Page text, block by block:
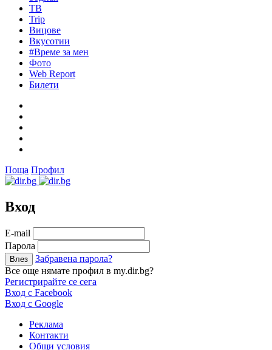
ТВ
Trip
Вицове
Вкусотии
#Време за мен
Фото
Web Report
Билети
Поща Профил
Вход
Е-mail
Парола
Забравена парола?
Все още нямате профил в my.dir.bg?
Регистрирайте се сега
Вход с Facebook
Вход с Google
Реклама
Контакти
Общи условия